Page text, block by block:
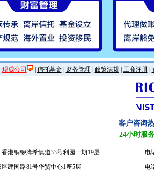
现成公司 | 信托基金| 财务管理 政策法规| 工商注册|
客户咨询
24小时服
香港铜锣湾希慎道33号利园一期19层
电
区建国路81号华贸中心1座5层
电